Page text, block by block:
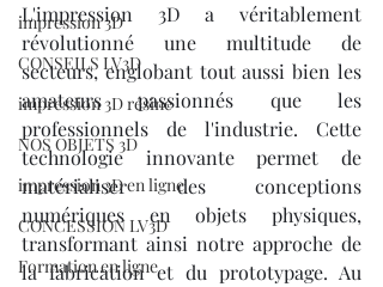
impression 3D
CONSEILS LV3D
impression 3D résine
NOS OBJETS 3D
impression 3D en ligne
CONCESSION LV3D
Formation en ligne
L'impression 3D a véritablement
révolutionné une multitude de
secteurs, englobant tout aussi bien les
amateurs passionnés que les
professionnels de l'industrie. Cette
technologie innovante permet de
matérialiser des conceptions
numériques en objets physiques,
transformant ainsi notre approche de
la fabrication et du prototypage. Au